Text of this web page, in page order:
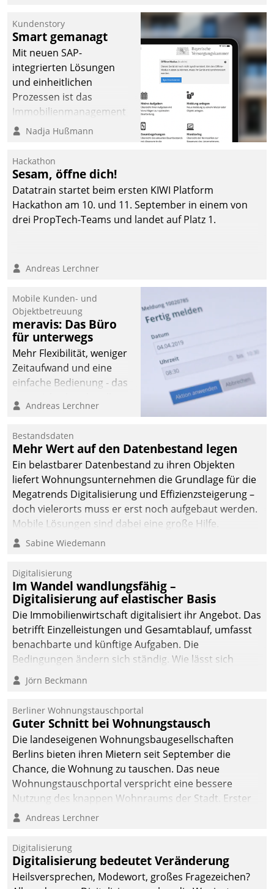
Kundenstory
Smart gemanagt
Mit neuen SAP-
integrierten Lösungen
und einheitlichen
Prozessen ist das
Immobilienmanagement
der Bayerischen
Ressort Kapitalanlage für
künftige Aufgaben und
Herausforderungen
gerüstet.
Nadja Hußmann
Hackathon
Sesam, öffne dich!
Datatrain startet beim ersten KIWI Platform
Hackathon am 10. und 11. September in einem von
drei PropTech-Teams und landet auf Platz 1.
Andreas Lerchner
Mobile Kunden- und
Objektbetreuung
meravis: Das Büro
für unterwegs
Mehr Flexibilität, weniger
Zeitaufwand und eine
einfache Bedienung - das
Cockpit für mobile
Datatrain. Die meravis
Wohnungsbau- und
Immobilien GmbH hat
sich dabei für den Betrieb
der Lösung über die SAP
Cloud Platform
entschieden - als erstes
Unternehmen am
Andreas Lerchner
Bestandsdaten
Mehr Wert auf den Datenbestand legen
Ein belastbarer Datenbestand zu ihren Objekten
liefert Wohnungsunternehmen die Grundlage für die
Megatrends Digitalisierung und Effizienzsteigerung –
doch vielerorts muss er erst noch aufgebaut werden.
Mobile Lösungen sind dabei eine große Hilfe.
Sabine Wiedemann
Digitalisierung
Im Wandel wandlungsfähig –
Digitalisierung auf elastischer Basis
Die Immobilienwirtschaft digitalisiert ihr Angebot. Das
betrifft Einzelleistungen und Gesamtablauf, umfasst
benachbarte und künftige Aufgaben. Die
Bedingungen ändern sich ständig. Wie lässt sich
technisch die Kontrolle wahren und zugleich Freiraum
fürs Wachsen öffnen?
Jörn Beckmann
Berliner Wohnungstauschportal
Guter Schnitt bei Wohnungstausch
Die landeseigenen Wohnungsbaugesellschaften
Berlins bieten ihren Mietern seit September die
Chance, die Wohnung zu tauschen. Das neue
Wohnungstauschportal verspricht eine bessere
Nutzung des knappen Wohnraums der Stadt. Erster
Anwendungsfall für Datatrains Lösung API-Hub mit
Unternehmen.
Andreas Lerchner
Digitalisierung
Digitalisierung bedeutet Veränderung
Heilsversprechen, Modewort, großes Fragezeichen?